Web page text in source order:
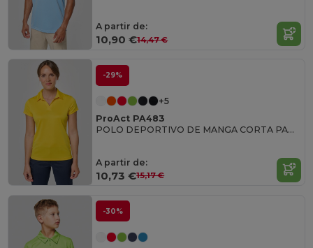
A partir de:
10,90 €14,47 €
-29%
+5
ProAct PA483
POLO DEPORTIVO DE MANGA CORTA PARA MUJER
A partir de:
10,73 €15,17 €
-30%